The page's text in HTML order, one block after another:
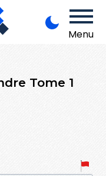
Menu
Tome 1